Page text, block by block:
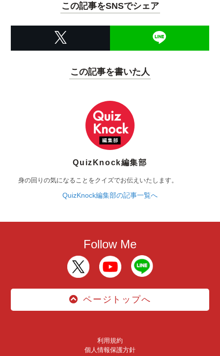
この記事をSNSでシェア
この記事を書いた人
QuizKnock編集部
身の回りの気になることをクイズでお伝えいたします。
QuizKnock編集部の記事一覧へ
Follow Me
ページトップへ
利用規約
個人情報保護方針